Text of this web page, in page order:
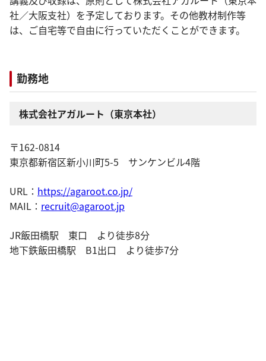
社／大阪支社）を予定しております。その他教材制作等
は、ご自宅等で自由に行っていただくことができます。
勤務地
株式会社アガルート（東京本社）
〒162-0814
東京都新宿区新小川町5-5 サンケンビル4階
URL： https://agaroot.co.jp/
MAIL： recruit@agaroot.jp
JR飯田橋駅 東口 より徒歩8分
地下鉄飯田橋駅 B1出口 より徒歩7分